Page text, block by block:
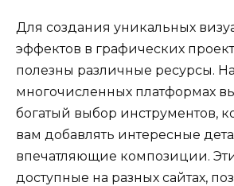
Для создания уникальных
эффектов в графических
полезны различные ресурсы. На
многочисленных платформах
богатый выбор инструментов,
вам добавлять интересные
впечатляющие композиции.
доступные на разных сайтах,